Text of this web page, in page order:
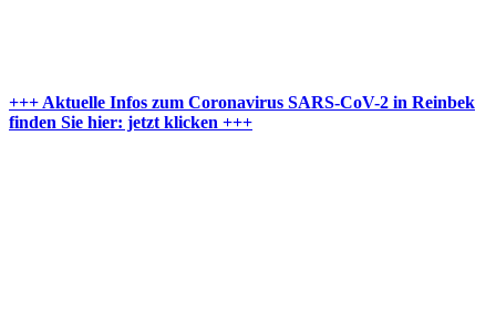
+++ Aktuelle Infos zum Coronavirus SARS-CoV-2 in Reinbek
finden Sie hier: jetzt klicken +++